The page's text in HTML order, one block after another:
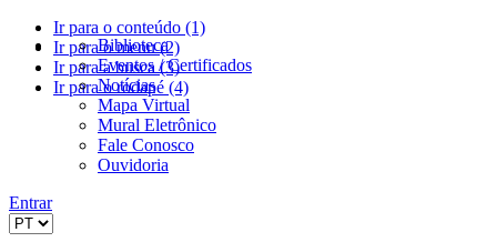
Ir para o conteúdo (1)
Ir para o menu (2)
Ir para a busca (3)
Ir para o rodapé (4)
Biblioteca
Eventos / Certificados
Notícias
Mapa Virtual
Mural Eletrônico
Fale Conosco
Ouvidoria
Entrar